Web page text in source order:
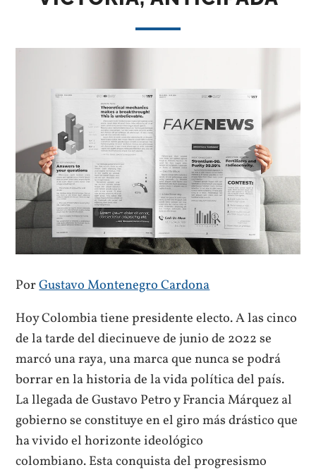
PorGustavo Montenegro Cardona
Hoy Colombia tiene presidente electo. A las cinco
de la tarde del diecinueve de junio de 2022 se
marcó una raya, una marca que nunca se podrá
borrar en la historia de la vida política del país.
La llegada de Gustavo Petro y Francia Márquez al
gobierno se constituye en el giro más drástico que
ha vivido el horizonte ideológico
colombiano. Esta conquista del progresismo